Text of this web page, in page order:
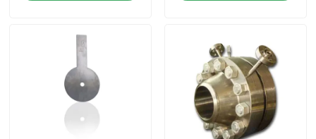
المنتجات
أشرطة فيديو